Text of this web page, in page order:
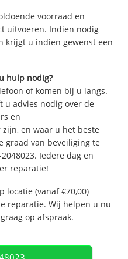
voorraad en
uitvoeren. Indien nodig
krijgt u indien gewenst een
hulp nodig?
of komen bij u langs.
u advies nodig over de
en
en waar u het beste
graad van beveiliging te
Iedere dag en
reparatie!
locatie (vanaf €70,00)
reparatie. Wij helpen u nu
op afspraak.